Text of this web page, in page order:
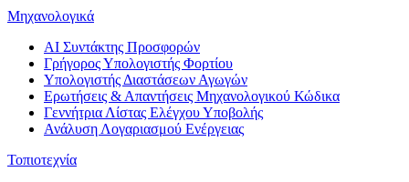
Μηχανολογικά
AI Συντάκτης Προσφορών
Γρήγορος Υπολογιστής Φορτίου
Υπολογιστής Διαστάσεων Αγωγών
Ερωτήσεις & Απαντήσεις Μηχανολογικού Κώδικα
Γεννήτρια Λίστας Ελέγχου Υποβολής
Ανάλυση Λογαριασμού Ενέργειας
Τοπιοτεχνία